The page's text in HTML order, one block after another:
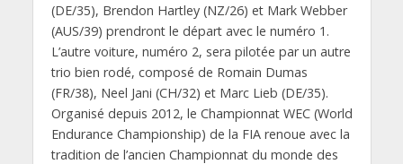
(DE/35), Brendon Hartley (NZ/26) et Mark Webber
(AUS/39) prendront le départ avec le numéro 1.
L’autre voiture, numéro 2, sera pilotée par un autre
trio bien rodé, composé de Romain Dumas
(FR/38), Neel Jani (CH/32) et Marc Lieb (DE/35).
Organisé depuis 2012, le Championnat WEC (World
Endurance Championship) de la FIA renoue avec la
tradition de l’ancien Championnat du monde des